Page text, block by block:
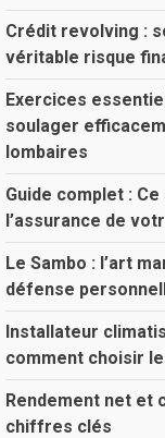
Crédit revolving :
véritable risque
Exercices
soulager
lombaires
Guide complet :
l’assurance de
Le Sambo : l’art
défense
Installateur
comment choisir
Rendement net et
chiffres clés